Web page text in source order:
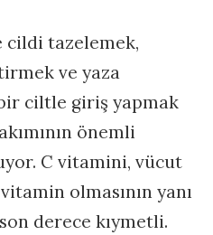
cildi tazelemek,
ve yaza
ciltle giriş yapmak
önemli
C vitamini, vücut
olmasının yanı
derece kıymetli.